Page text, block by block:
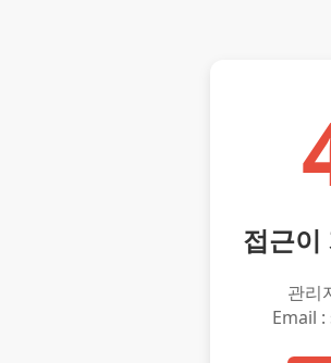
접근이
관리
Email